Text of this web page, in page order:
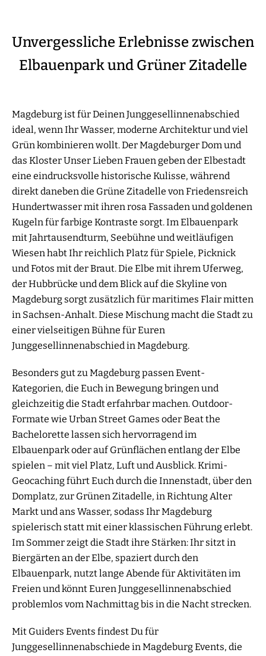
Unvergessliche Erlebnisse zwischen
Elbauenpark und Grüner Zitadelle
Magdeburg ist für Deinen Junggesellinnenabschied
ideal, wenn Ihr Wasser, moderne Architektur und viel
Grün kombinieren wollt. Der Magdeburger Dom und
das Kloster Unser Lieben Frauen geben der Elbestadt
eine eindrucksvolle historische Kulisse, während
direkt daneben die Grüne Zitadelle von Friedensreich
Hundertwasser mit ihren rosa Fassaden und goldenen
Kugeln für farbige Kontraste sorgt. Im Elbauenpark
mit Jahrtausendturm, Seebühne und weitläufigen
Wiesen habt Ihr reichlich Platz für Spiele, Picknick
und Fotos mit der Braut. Die Elbe mit ihrem Uferweg,
der Hubbrücke und dem Blick auf die Skyline von
Magdeburg sorgt zusätzlich für maritimes Flair mitten
in Sachsen-Anhalt. Diese Mischung macht die Stadt zu
einer vielseitigen Bühne für Euren
Junggesellinnenabschied in Magdeburg.
Besonders gut zu Magdeburg passen Event-
Kategorien, die Euch in Bewegung bringen und
gleichzeitig die Stadt erfahrbar machen. Outdoor-
Formate wie Urban Street Games oder Beat the
Bachelorette lassen sich hervorragend im
Elbauenpark oder auf Grünflächen entlang der Elbe
spielen – mit viel Platz, Luft und Ausblick. Krimi-
Geocaching führt Euch durch die Innenstadt, über den
Domplatz, zur Grünen Zitadelle, in Richtung Alter
Markt und ans Wasser, sodass Ihr Magdeburg
spielerisch statt mit einer klassischen Führung erlebt.
Im Sommer zeigt die Stadt ihre Stärken: Ihr sitzt in
Biergärten an der Elbe, spaziert durch den
Elbauenpark, nutzt lange Abende für Aktivitäten im
Freien und könnt Euren Junggesellinnenabschied
problemlos vom Nachmittag bis in die Nacht strecken.
Mit Guiders Events findest Du für
Junggesellinnenabschiede in Magdeburg Events, die